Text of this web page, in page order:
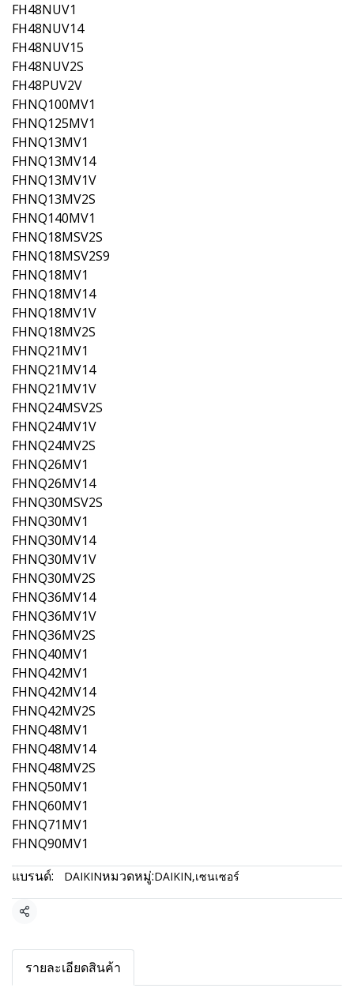
FH48NUV1
FH48NUV14
FH48NUV15
FH48NUV2S
FH48PUV2V
FHNQ100MV1
FHNQ125MV1
FHNQ13MV1
FHNQ13MV14
FHNQ13MV1V
FHNQ13MV2S
FHNQ140MV1
FHNQ18MSV2S
FHNQ18MSV2S9
FHNQ18MV1
FHNQ18MV14
FHNQ18MV1V
FHNQ18MV2S
FHNQ21MV1
FHNQ21MV14
FHNQ21MV1V
FHNQ24MSV2S
FHNQ24MV1V
FHNQ24MV2S
FHNQ26MV1
FHNQ26MV14
FHNQ30MSV2S
FHNQ30MV1
FHNQ30MV14
FHNQ30MV1V
FHNQ30MV2S
FHNQ36MV14
FHNQ36MV1V
FHNQ36MV2S
FHNQ40MV1
FHNQ42MV1
FHNQ42MV14
FHNQ42MV2S
FHNQ48MV1
FHNQ48MV14
FHNQ48MV2S
FHNQ50MV1
FHNQ60MV1
FHNQ71MV1
FHNQ90MV1
แบรนด์:
DAIKINหมวดหมู่:DAIKIN,เซนเซอร์
แชร์
รายละเอียดสินค้า